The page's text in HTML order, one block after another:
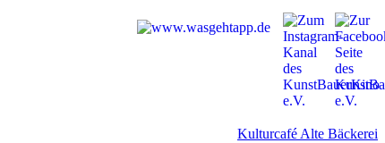
Kulturcafé Alte Bäckerei